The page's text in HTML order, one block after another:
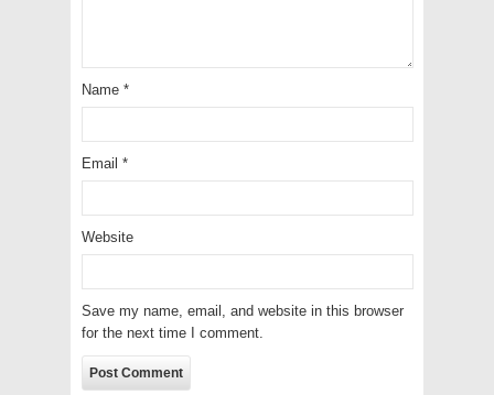
Name *
Email *
Website
Save my name, email, and website in this browser
for the next time I comment.